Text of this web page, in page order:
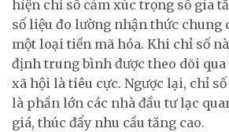
hiện chỉ số cảm xúc trọng số gia
số liệu đo lường nhận thức chung
một loại tiền mã hóa. Khi chỉ số
định trung bình được theo dõi
xã hội là tiêu cực. Ngược lại, chỉ
là phần lớn các nhà đầu tư lạc
giá, thúc đẩy nhu cầu tăng cao.